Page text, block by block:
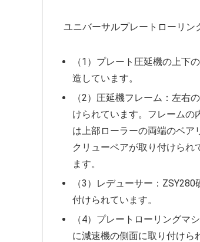
ユニバーサルプレートローリン
（1）プレート圧延機の上下
造しています。
（2）圧延機フレーム：左右
けられています。フレームの
は上部ローラーの両端のベア
クリューペアが取り付けられ
ます。
（3）レデューサー：
付けられています。
（4）プレートローリングマ
に減速機の側面に取り付けら